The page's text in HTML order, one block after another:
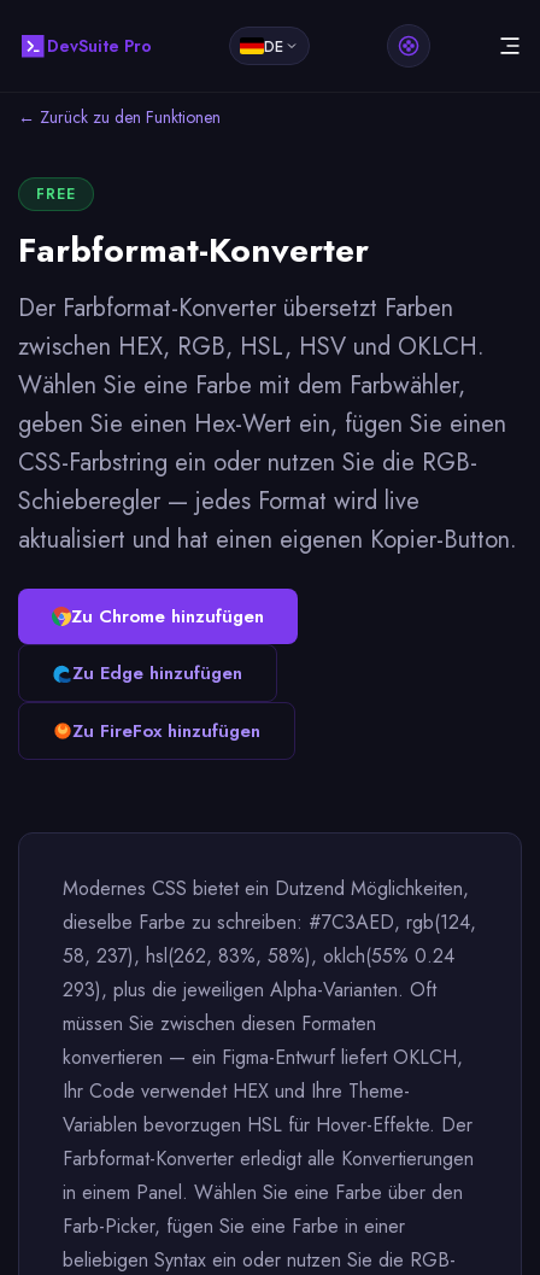
DevSuite Pro DE
← Zurück zu den Funktionen
FREE
Farbformat-Konverter
Der Farbformat-Konverter übersetzt Farben
zwischen HEX, RGB, HSL, HSV und OKLCH.
Wählen Sie eine Farbe mit dem Farbwähler,
geben Sie einen Hex-Wert ein, fügen Sie einen
CSS-Farbstring ein oder nutzen Sie die RGB-
Schieberegler — jedes Format wird live
aktualisiert und hat einen eigenen Kopier-Button.
Zu Chrome hinzufügen
Zu Edge hinzufügen
Zu FireFox hinzufügen
Modernes CSS bietet ein Dutzend Möglichkeiten,
dieselbe Farbe zu schreiben: #7C3AED, rgb(124,
58, 237), hsl(262, 83%, 58%), oklch(55% 0.24
293), plus die jeweiligen Alpha-Varianten. Oft
müssen Sie zwischen diesen Formaten
konvertieren — ein Figma-Entwurf liefert OKLCH,
Ihr Code verwendet HEX und Ihre Theme-
Variablen bevorzugen HSL für Hover-Effekte. Der
Farbformat-Konverter erledigt alle Konvertierungen
in einem Panel. Wählen Sie eine Farbe über den
Farb-Picker, fügen Sie eine Farbe in einer
beliebigen Syntax ein oder nutzen Sie die RGB-